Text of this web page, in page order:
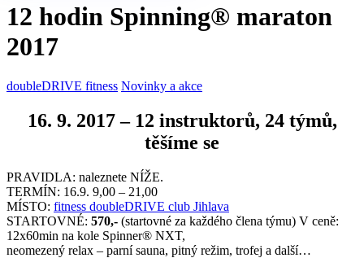
12 hodin Spinning® maraton
2017
doubleDRIVE fitness Novinky a akce
16. 9. 2017 – 12 instruktorů, 24 týmů,
těšíme se
PRAVIDLA: naleznete NÍŽE.
TERMÍN: 16.9. 9,00 – 21,00
MÍSTO: fitness doubleDRIVE club Jihlava
STARTOVNÉ: 570,- (startovné za každého člena týmu) V ceně:
12x60min na kole Spinner® NXT,
neomezený relax – parní sauna, pitný režim, trofej a další…